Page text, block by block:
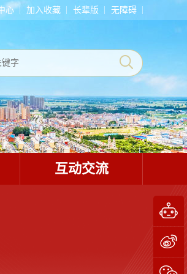
心 加入收藏 长辈版 无障碍
互动交流